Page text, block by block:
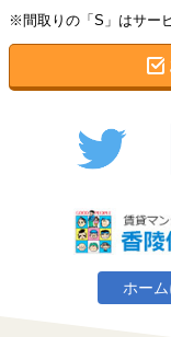
※間取りの「S」はサー
ホー